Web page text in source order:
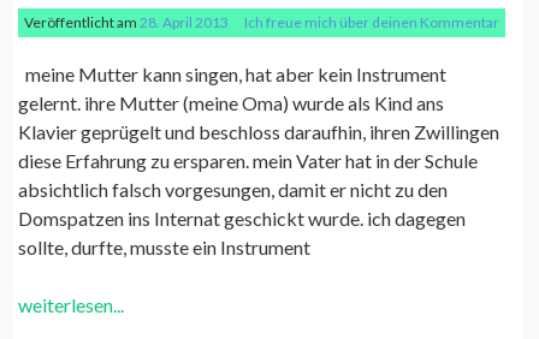
Veröffentlicht am28. April 2013 Ich freue mich über deinen Kommentar
meine Mutter kann singen, hat aber kein Instrument
gelernt. ihre Mutter (meine Oma) wurde als Kind ans
Klavier geprügelt und beschloss daraufhin, ihren Zwillingen
diese Erfahrung zu ersparen. mein Vater hat in der Schule
absichtlich falsch vorgesungen, damit er nicht zu den
Domspatzen ins Internat geschickt wurde. ich dagegen
sollte, durfte, musste ein Instrument
weiterlesen...